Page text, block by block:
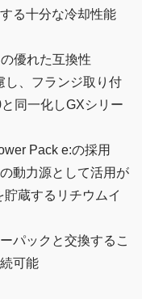
る十分な冷却性能
優れた互換性
し、フランジ取り付
同一化しGXシリー
Pack e:の採用
動力源として活用が
蔵するリチウムイ
パックと交換するこ
可能